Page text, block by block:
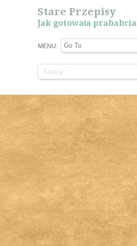
Stare Przepisy
Jak gotowała prababcia
MENU: